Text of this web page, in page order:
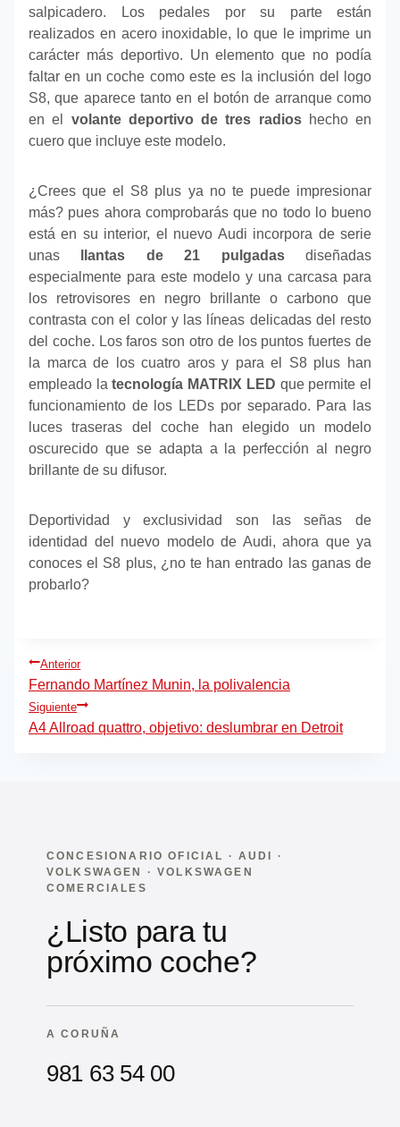
salpicadero. Los pedales por su parte están
realizados en acero inoxidable, lo que le imprime un
carácter más deportivo. Un elemento que no podía
faltar en un coche como este es la inclusión del logo
S8, que aparece tanto en el botón de arranque como
en el volante deportivo de tres radioshecho en
cuero que incluye este modelo.
¿Crees que el S8 plus ya no te puede impresionar
más? pues ahora comprobarás que no todo lo bueno
está en su interior, el nuevo Audi incorpora de serie
unas
llantas de 21 pulgadasdiseñadas
especialmente para este modelo y una carcasa para
los retrovisores en negro brillante o carbono que
contrasta con el color y las líneas delicadas del resto
del coche. Los faros son otro de los puntos fuertes de
la marca de los cuatro aros y para el S8 plus han
empleado latecnología MATRIX LED que permite el
funcionamiento de los LEDs por separado. Para las
luces traseras del coche han elegido un modelo
oscurecido que se adapta a la perfección al negro
brillante de su difusor.
Deportividad y exclusividad son las señas de
identidad del nuevo modelo de Audi, ahora que ya
conoces el S8 plus, ¿no te han entrado las ganas de
probarlo?
Navegación
de
entradas
Anterior
Fernando Martínez Munin, la polivalencia
Siguiente
A4 Allroad quattro, objetivo: deslumbrar en Detroit
CONCESIONARIO OFICIAL · AUDI ·
VOLKSWAGEN · VOLKSWAGEN
COMERCIALES
¿Listo para tu
próximo coche?
A CORUÑA
981 63 54 00